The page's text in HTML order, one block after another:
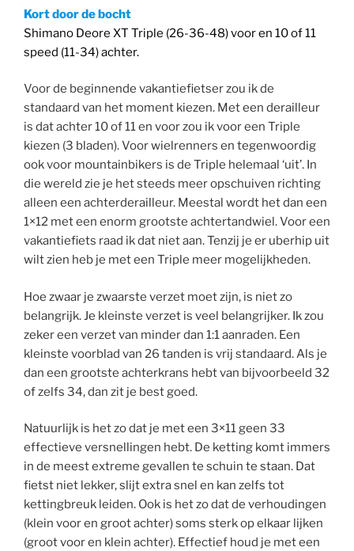
Kort door de bocht
Shimano Deore XT Triple (26-36-48) voor en 10 of 11
speed (11-34) achter.
Voor de beginnende vakantiefietser zou ik de
standaard van het moment kiezen. Met een derailleur
is dat achter 10 of 11 en voor zou ik voor een Triple
kiezen (3 bladen). Voor wielrenners en tegenwoordig
ook voor mountainbikers is de Triple helemaal ‘uit’. In
die wereld zie je het steeds meer opschuiven richting
alleen een achterderailleur. Meestal wordt het dan een
1×12 met een enorm grootste achtertandwiel. Voor een
vakantiefiets raad ik dat niet aan. Tenzij je er uberhip uit
wilt zien heb je met een Triple meer mogelijkheden.
Hoe zwaar je zwaarste verzet moet zijn, is niet zo
belangrijk. Je kleinste verzet is veel belangrijker. Ik zou
zeker een verzet van minder dan 1:1 aanraden. Een
kleinste voorblad van 26 tanden is vrij standaard. Als je
dan een grootste achterkrans hebt van bijvoorbeeld 32
of zelfs 34, dan zit je best goed.
Natuurlijk is het zo dat je met een 3×11 geen 33
effectieve versnellingen hebt. De ketting komt immers
in de meest extreme gevallen te schuin te staan. Dat
fietst niet lekker, slijt extra snel en kan zelfs tot
kettingbreuk leiden. Ook is het zo dat de verhoudingen
(klein voor en groot achter) soms sterk op elkaar lijken
(groot voor en klein achter). Effectief houd je met een